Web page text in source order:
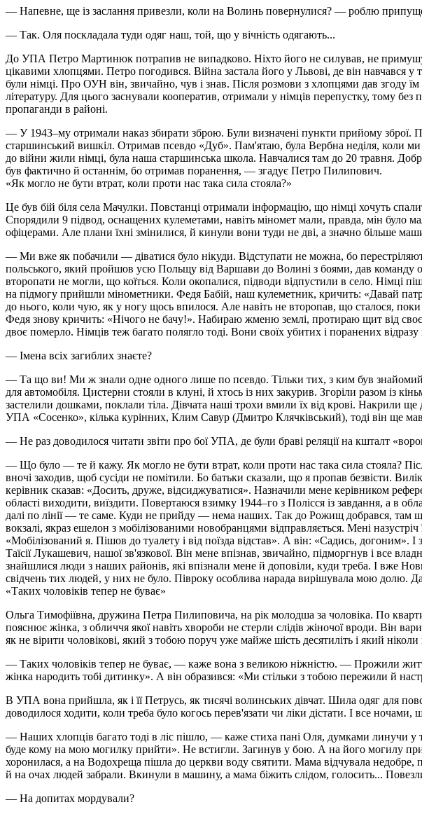
— Напевне, ще із заслання привезли, коли на Волинь повернулися? — роблю
— Так. Оля поскладала туди одяг наш, той, що у вічність одягають...
До УПА Петро Мартинюк потрапив не випадково. Ніхто його не силував, не
цікавими хлопцями. Петро погодився. Війна застала його у Львові, де він
були німці. Про ОУН він, звичайно, чув і знав. Після розмови з хлопцями дав згоду
літературу. Для цього заснували кооператив, отримали у німців перепустку, тому
пропаганди в районі.
— У 1943–му отримали наказ збирати зброю. Були визначені пункти прийому зброї.
старшинський вишкіл. Отримав псевдо «Дуб». Пам'ятаю, була Вербна неділя, коли ми
до війни жили німці, була наша старшинська школа. Навчалися там до 20 травня.
був фактично й останнім, бо отримав поранення, — згадує Петро Пилипович.
«Як могло не бути втрат, коли проти нас така сила стояла?»
Це був бій біля села Мачулки. Повстанці отримали інформацію, що німці хочуть
Спорядили 9 підвод, оснащених кулеметами, навіть міномет мали, правда, мін було
офіцерами. Але плани їхні змінилися, й кинули вони туди не дві, а значно більше
— Ми вже як побачили — діватися було нікуди. Відступати не можна, бо
польського, який пройшов усю Польщу від Варшави до Волині з боями, дав команду
второпати не могли, що коїться. Коли окопалися, підводи відпустили в село. Німці
на підмогу прийшли мінометники. Федя Бабій, наш кулеметник, кричить: «Давай
до нього, коли чую, як у ногу щось впилося. Але навіть не второпав, що сталося,
Федя знову кричить: «Нічого не бачу!». Набираю жменю землі, протираю щит від
двоє померло. Німців теж багато полягло тоді. Вони своїх убитих і поранених
— Імена всіх загиблих знаєте?
— Та що ви! Ми ж знали одне одного лише по псевдо. Тільки тих, з ким був
для автомобіля. Цистерни стояли в клуні, й хтось із них закурив. Згоріли разом із
застелили дошками, поклали тіла. Дівчата наші трохи вмили їх від крові. Накрили
УПА «Сосенко», кілька курінних, Клим Савур (Дмитро Клячківський), тоді він ще
— Не раз доводилося читати звіти про бої УПА, де були браві реляції на кшталт
— Що було — те й кажу. Як могло не бути втрат, коли проти нас така сила стояла?
вночі заходив, щоб сусіди не помітили. Бо батьки сказали, що я пропав безвісти.
керівник сказав: «Досить, друже, відсиджуватися». Назначили мене керівником
області виходити, виїздити. Повертаюся взимку 1944–го з Полісся із завдання, а в
далі по лінії — те саме. Куди не прийду — нема наших. Так до Рожищ добрався,
вокзалі, якраз ешелон з мобілізованими новобранцями відправляється. Мені
«Мобілізований я. Пішов до туалету і від поїзда відстав». А він: «Садись,
Таїсії Лукашевич, нашої зв'язкової. Він мене впізнав, звичайно, підморгнув і все
знайшлися люди з наших районів, які впізнали мене й доповіли, куди треба. І вже
свідчень тих людей, у них не було. Півроку особлива нарада вирішувала мою долю.
«Таких чоловіків тепер не буває»
Ольга Тимофіївна, дружина Петра Пилиповича, на рік молодша за чоловіка. По
пояснює жінка, з обличчя якої навіть хвороби не стерли слідів жіночої вроди. Він
як не вірити чоловікові, який з тобою поруч уже майже шість десятиліть і який
— Таких чоловіків тепер не буває, — каже вона з великою ніжністю. — Прожили
жінка народить тобі дитинку». А він образився: «Ми стільки з тобою пережили й
В УПА вона прийшла, як і її Петрусь, як тисячі волинських дівчат. Шила одяг для
доводилося ходити, коли треба було когось перев'язати чи ліки дістати. І все ночами,
— Наших хлопців багато тоді в ліс пішло, — каже стиха пані Оля, думками линучи
буде кому на мою могилку прийти». Не встиг­ли. Загинув у бою. А на його могилу
хоронилася, а на Водохреща пішла до церкви воду святити. Мама відчувала
й на очах людей забрали. Вкинули в машину, а мама біжить слідом, голосить...
— На допитах мордували?